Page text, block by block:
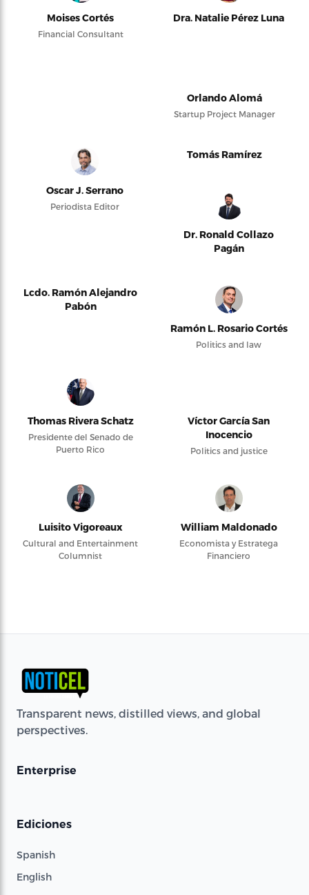
Moises Cortés
Financial Consultant
Dra. Natalie Pérez Luna
Orlando Alomá
Startup Project Manager
Oscar J. Serrano
Periodista Editor
Tomás Ramírez
Dr. Ronald Collazo
Pagán
Lcdo. Ramón Alejandro
Pabón
Ramón L. Rosario Cortés
Politics and law
Thomas Rivera Schatz
Presidente del Senado de
Puerto Rico
Víctor García San
Inocencio
Politics and justice
Luisito Vigoreaux
Cultural and Entertainment
Columnist
William Maldonado
Economista y Estratega
Financiero
Transparent news, distilled views, and global
perspectives.
Enterprise
Ediciones
Spanish
English